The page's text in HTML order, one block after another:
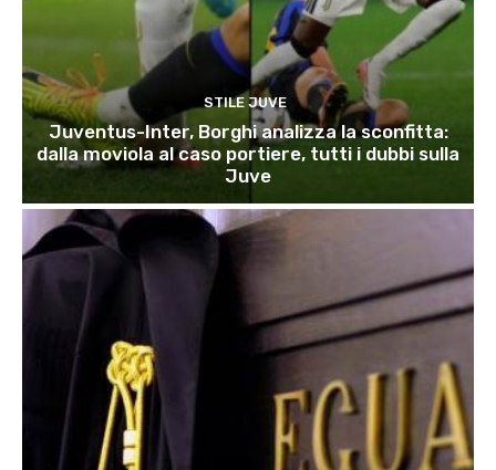
STILE JUVE
Juventus-Inter, Borghi analizza la sconfitta:
dalla moviola al caso portiere, tutti i dubbi sulla
Juve